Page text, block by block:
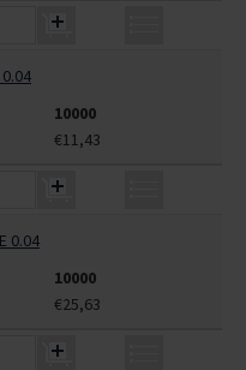
0.04
10000
€11,43
0.04
10000
€25,63